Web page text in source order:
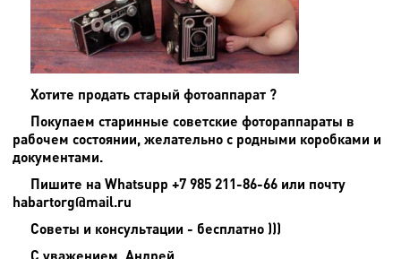
Хотите продать старый фотоаппарат ?
Покупаем старинные советские фотораппараты в
рабочем состоянии, желательно с родными коробками и
документами.
Пишите на Whatsupp +7 985 211-86-66 или почту
habartorg@mail.ru
Советы и консультации - бесплатно )))
С уважением, Андрей